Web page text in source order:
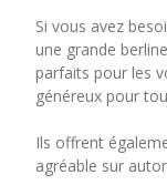
Si vous avez
une grande
parfaits pour les
généreux pour
Ils offrent
agréable sur